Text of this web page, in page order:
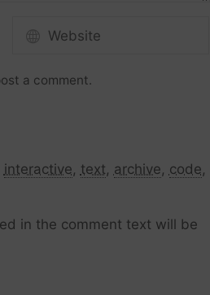
a comment.
interactive, text, archive, code,
in the comment text will be